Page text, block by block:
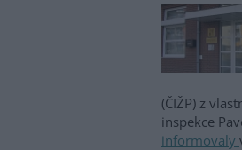
(ČIŽP) z
inspekce
informovaly